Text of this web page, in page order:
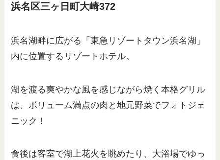
浜名区三ヶ日町大崎372
浜名湖畔に広がる「東急リゾートタウン浜名湖」
内に位置するリゾートホテル。
湖を渡る爽やかな風を感じながら焼く本格グリル
は、ボリューム満点の肉と地元野菜でフォトジェ
ニック！
食後は客室で湖上花火を眺めたり、大浴場でゆっ